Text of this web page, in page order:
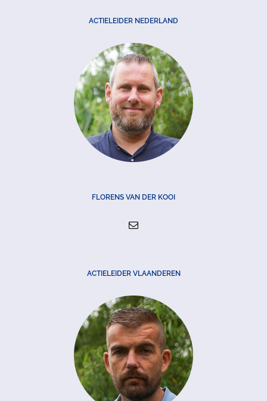
ACTIELEIDER NEDERLAND
FLORENS VAN DER KOOI
ACTIELEIDER VLAANDEREN